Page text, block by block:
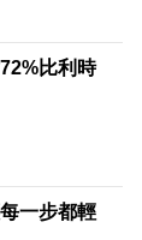
比利時
一步都輕